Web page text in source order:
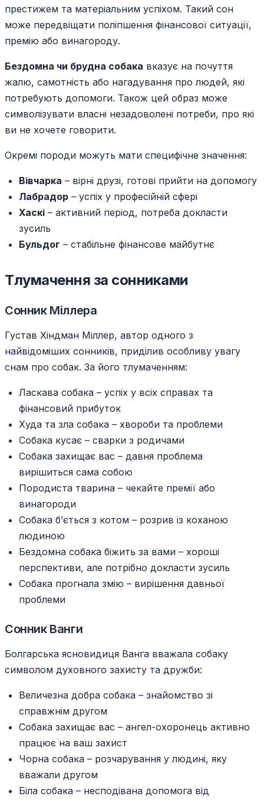
престижем та матеріальним успіхом. Такий сон
може передвіщати поліпшення фінансової ситуації,
премію або винагороду.
Бездомна чи брудна собака вказує на почуття
жалю, самотність або нагадування про людей, які
потребують допомоги. Також цей образ може
символізувати власні незадоволені потреби, про які
ви не хочете говорити.
Окремі породи можуть мати специфічне значення:
Вівчарка – вірні друзі, готові прийти на допомогу
Лабрадор – успіх у професійній сфері
Хаскі – активний період, потреба докласти
зусиль
Бульдог – стабільне фінансове майбутнє
Тлумачення за сонниками
Сонник Міллера
Густав Хіндман Міллер, автор одного з
найвідоміших сонників, приділив особливу увагу
снам про собак. За його тлумаченням:
Ласкава собака – успіх у всіх справах та
фінансовий прибуток
Худа та зла собака – хвороби та проблеми
Собака кусає – сварки з родичами
Собака захищає вас – давня проблема
вирішиться сама собою
Породиста тварина – чекайте премії або
винагороди
Собака б’ється з котом – розрив із коханою
людиною
Бездомна собака біжить за вами – хороші
перспективи, але потрібно докласти зусиль
Собака прогнала змію – вирішення давньої
проблеми
Сонник Ванги
Болгарська ясновидиця Ванга вважала собаку
символом духовного захисту та дружби:
Величезна добра собака – знайомство зі
справжнім другом
Собака захищає вас – ангел-охоронець активно
працює на ваш захист
Чорна собака – розчарування у людині, яку
вважали другом
Біла собака – несподівана допомога від